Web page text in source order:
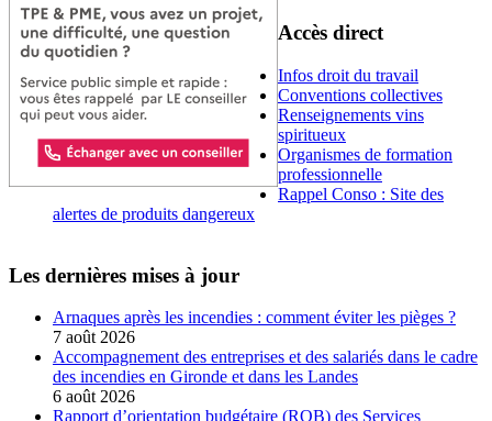
Accès direct
Infos droit du travail
Conventions collectives
Renseignements vins
spiritueux
Organismes de formation
professionnelle
Rappel Conso : Site des
alertes de produits dangereux
Les dernières mises à jour
Arnaques après les incendies : comment éviter les pièges ?
7 août 2026
Accompagnement des entreprises et des salariés dans le cadre
des incendies en Gironde et dans les Landes
6 août 2026
Rapport d’orientation budgétaire (ROB) des Services